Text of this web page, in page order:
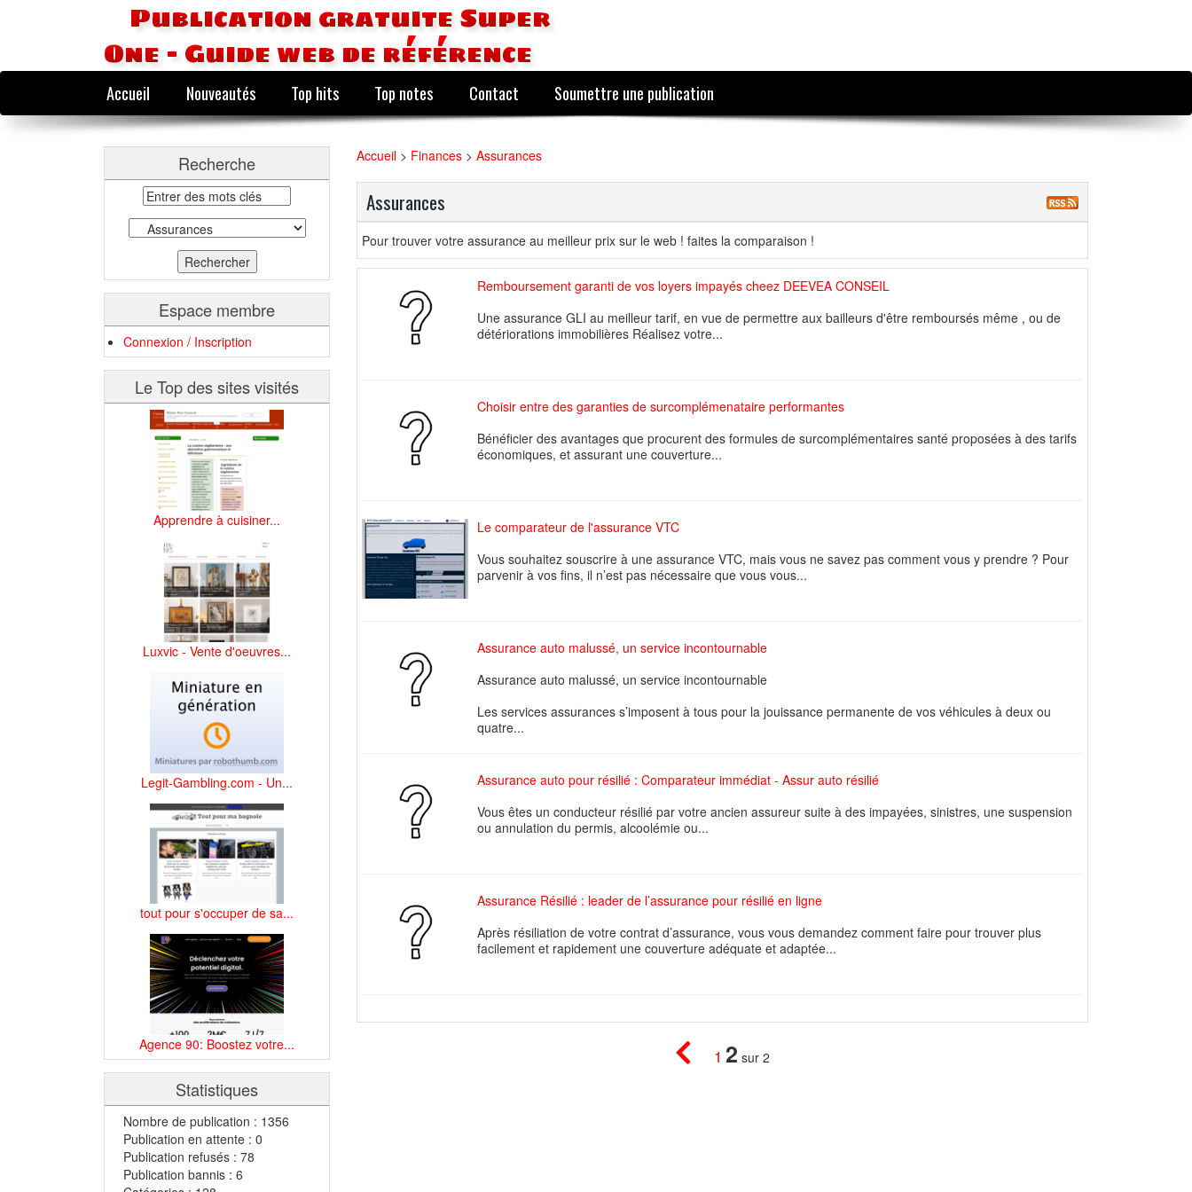
Publication gratuite Super
One - Guide web de référence
Accueil Nouveautés Top hits Top notes Contact Soumettre une publication
Recherche
Espace membre
Connexion / Inscription
Le Top des sites visités
Apprendre à cuisiner...
Luxvic - Vente d'oeuvres...
Legit-Gambling.com - Un...
tout pour s'occuper de sa...
Agence 90: Boostez votre...
Statistiques
Nombre de publication : 1356
Publication en attente : 0
Publication refusés : 78
Publication bannis : 6
Accueil > Finances > Assurances
Assurances
Pour trouver votre assurance au meilleur prix sur le web ! faites la comparaison !
Remboursement garanti de vos loyers impayés cheez DEEVEA CONSEIL
Une assurance GLI au meilleur tarif, en vue de permettre aux bailleurs d'être remboursés même , ou de
détériorations immobilières Réalisez votre...
Choisir entre des garanties de surcomplémenataire performantes
Bénéficier des avantages que procurent des formules de surcomplémentaires santé proposées à des tarifs
économiques, et assurant une couverture...
Le comparateur de l'assurance VTC
Vous souhaitez souscrire à une assurance VTC, mais vous ne savez pas comment vous y prendre ? Pour
parvenir à vos fins, il n’est pas nécessaire que vous vous...
Assurance auto malussé, un service incontournable
Assurance auto malussé, un service incontournable
Les services assurances s’imposent à tous pour la jouissance permanente de vos véhicules à deux ou
quatre...
Assurance auto pour résilié : Comparateur immédiat - Assur auto résilié
Vous êtes un conducteur résilié par votre ancien assureur suite à des impayées, sinistres, une suspension
ou annulation du permis, alcoolémie ou...
Assurance Résilié : leader de l’assurance pour résilié en ligne
Après résiliation de votre contrat d’assurance, vous vous demandez comment faire pour trouver plus
facilement et rapidement une couverture adéquate et adaptée...
1 2 sur 2